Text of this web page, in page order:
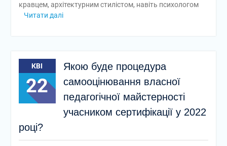
кравцем, архітектурним стилістом, навіть психологом
Читати далі
КВІ
22
Якою буде процедура
самооцінювання власної
педагогічної майстерності
учасником сертифікації у 2022
році?